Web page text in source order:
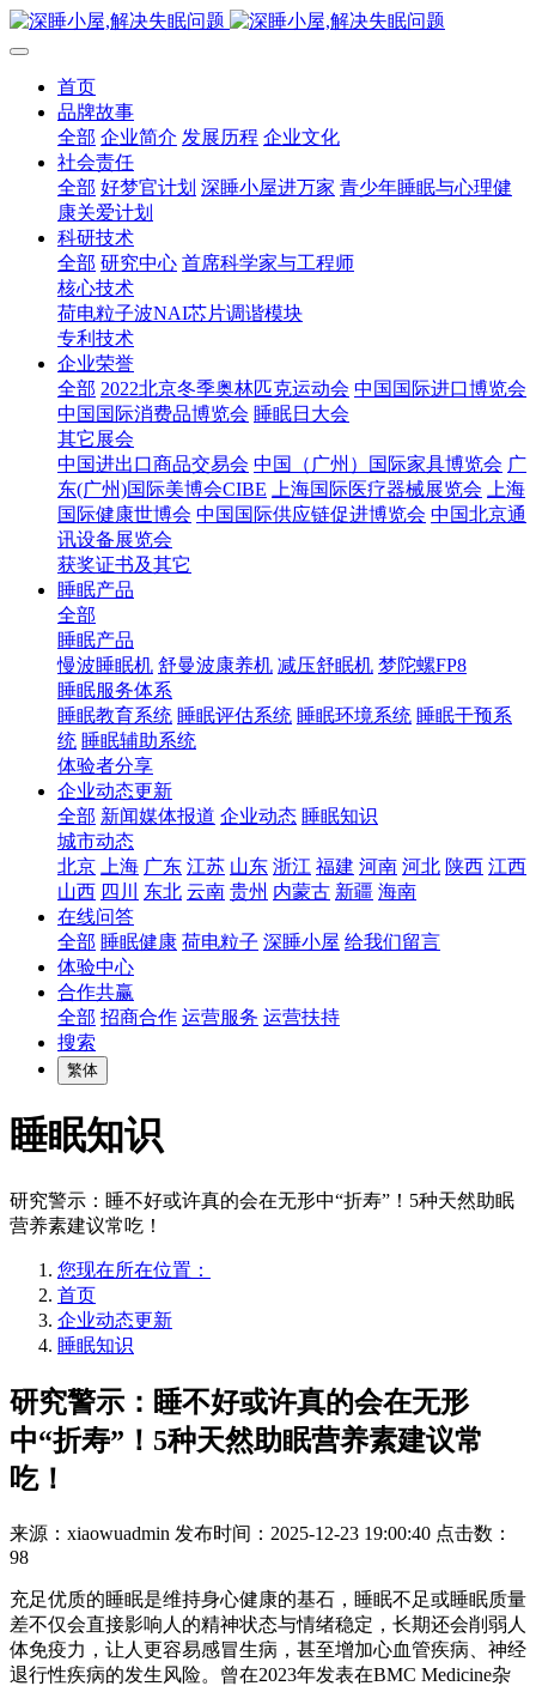
首页
品牌故事
全部 企业简介 发展历程 企业文化
社会责任
全部 好梦官计划 深睡小屋进万家 青少年睡眠与心理健
康关爱计划
科研技术
全部 研究中心 首席科学家与工程师
核心技术
荷电粒子波NAI芯片调谐模块
专利技术
企业荣誉
全部 2022北京冬季奥林匹克运动会 中国国际进口博览会
中国国际消费品博览会 睡眠日大会
其它展会
中国进出口商品交易会 中国（广州）国际家具博览会 广
东(广州)国际美博会CIBE
上海国际医疗器械展览会
上海
国际健康世博会 中国国际供应链促进博览会 中国北京通
讯设备展览会
获奖证书及其它
睡眠产品
全部
睡眠产品
慢波睡眠机 舒曼波康养机 减压舒眠机 梦陀螺FP8
睡眠服务体系
睡眠教育系统 睡眠评估系统 睡眠环境系统 睡眠干预系
统 睡眠辅助系统
体验者分享
企业动态更新
全部 新闻媒体报道 企业动态 睡眠知识
城市动态
北京
上海 广东 江苏 山东 浙江 福建 河南 河北 陕西 江西
山西 四川 东北 云南 贵州 内蒙古 新疆 海南
在线问答
全部 睡眠健康 荷电粒子 深睡小屋 给我们留言
体验中心
合作共赢
全部 招商合作 运营服务 运营扶持
搜索
繁体
睡眠知识
研究警示：睡不好或许真的会在无形中“折寿”！5种天然助眠
营养素建议常吃！
您现在所在位置：
首页
企业动态更新
睡眠知识
研究警示：睡不好或许真的会在无形
中“折寿”！5种天然助眠营养素建议常
吃！
来源：xiaowuadmin 发布时间：2025-12-23 19:00:40 点击数：
98
充足优质的睡眠是维持身心健康的基石，睡眠不足或睡眠质量
差不仅会直接影响人的精神状态与情绪稳定，长期还会削弱人
体免疫力，让人更容易感冒生病，甚至增加心血管疾病、神经
退行性疾病的发生风险。曾在2023年发表在BMC Medicine杂